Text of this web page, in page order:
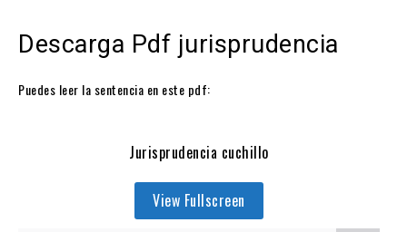
Descarga Pdf jurisprudencia
Puedes leer la sentencia en este pdf:
Jurisprudencia cuchillo
View Fullscreen